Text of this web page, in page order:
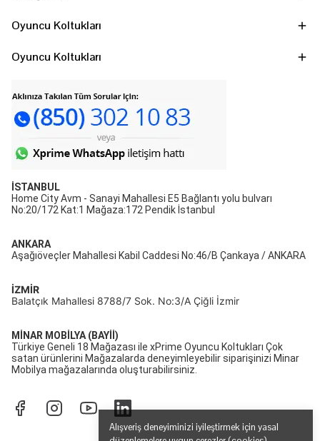
Alışveriş deneyiminizi iyileştirmek için yasal
Oyuncu Koltukları
Oyuncu Koltukları
İSTANBUL
Home City Avm - Sanayi Mahallesi E5 Bağlantı yolu bulvarı
No:20/172 Kat:1 Mağaza:172 Pendik İstanbul
ANKARA
Aşağıöveçler Mahallesi Kabil Caddesi No:46/B Çankaya / ANKARA
İZMİR
Balatçık Mahallesi 8788/7 Sok. No:3/A Çiğli İzmir
MİNAR MOBİLYA (BAYİİ)
Türkiye Geneli 18 Mağazası ile xPrime Oyuncu Koltukları Çok
satan ürünlerini Mağazalarda deneyimleyebilir siparişinizi Minar
Mobilya mağazalarında oluşturabilirsiniz.